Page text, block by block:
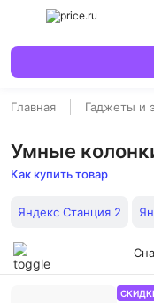
Главная Гаджеты и
Умные
Как купить товар
Яндекс Станция 2